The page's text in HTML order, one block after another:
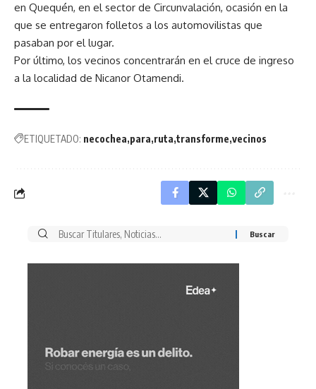
en Quequén, en el sector de Circunvalación, ocasión en la
que se entregaron folletos a los automovilistas que
pasaban por el lugar.
Por último, los vecinos concentrarán en el cruce de ingreso
a la localidad de Nicanor Otamendi.
ETIQUETADO: necochea para ruta transforme vecinos
Buscar